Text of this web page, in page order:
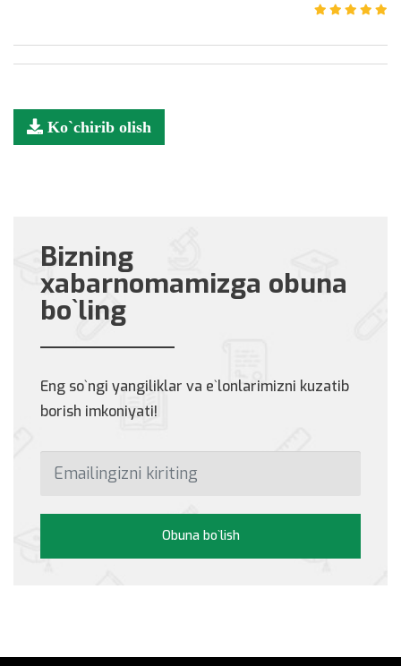
Ko`chirib olish
Bizning
xabarnomamizga obuna
bo`ling
Eng so`ngi yangiliklar va e`lonlarimizni kuzatib
borish imkoniyati!
Obuna bo`lish